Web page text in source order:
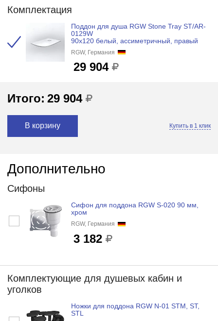
Комплектация
Поддон для душа RGW Stone Tray ST/AR-
0129W
90x120 белый, ассиметричный, правый
RGW, Германия
29 904
Итого: 29 904
В корзину Купить в 1 клик
Дополнительно
Сифоны
Сифон для поддона RGW S-020 90 мм,
хром
RGW, Германия
3 182
Комплектующие для душевых кабин и
уголков
Ножки для поддона RGW N-01 STM, ST,
STL